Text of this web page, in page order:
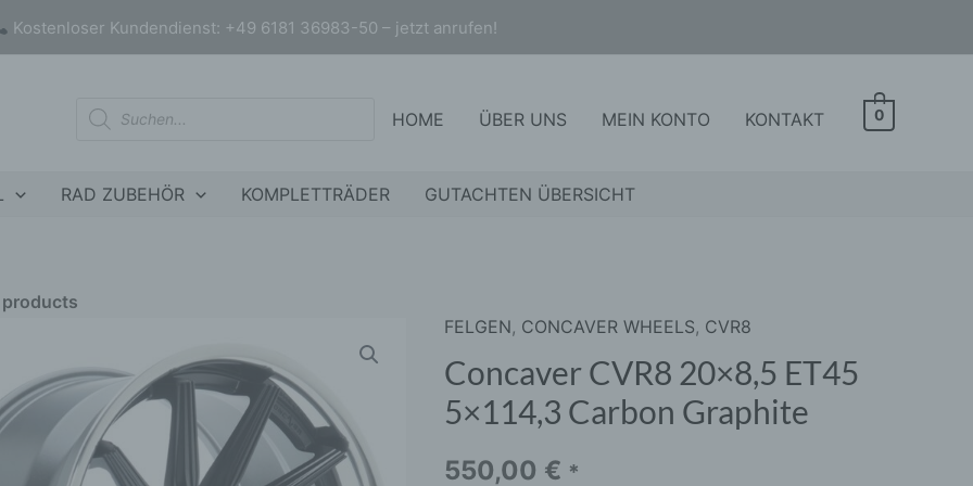
Kostenloser Kundendienst: +49 6181 36983-50 – jetzt anrufen!
Products
search
HOME ÜBER UNS MEIN KONTO KONTAKT 0
RAD ZUBEHÖR KOMPLETTRÄDER GUTACHTEN ÜBERSICHT
products
FELGEN, CONCAVER WHEELS, CVR8
Concaver CVR8 20×8,5 ET45
5×114,3 Carbon Graphite
550,00 € *
Concaver
CVR8
20x8,5
ET45
5x114,3